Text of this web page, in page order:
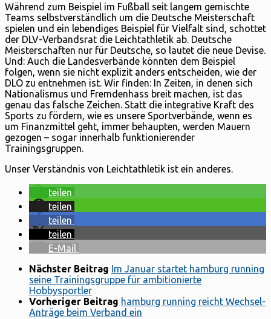
Während zum Beispiel im Fußball seit langem gemischte
Teams selbstverständlich um die Deutsche Meisterschaft
spielen und ein lebendiges Beispiel für Vielfalt sind, schottet
der DLV-Verbandsrat die Leichtathletik ab. Deutsche
Meisterschaften nur für Deutsche, so lautet die neue Devise.
Und: Auch die Landesverbände könnten dem Beispiel
folgen, wenn sie nicht explizit anders entscheiden, wie der
DLO zu entnehmen ist. Wir finden: In Zeiten, in denen sich
Nationalismus und Fremdenhass breit machen, ist das
genau das falsche Zeichen. Statt die integrative Kraft des
Sports zu fördern, wie es unsere Sportverbände, wenn es
um Finanzmittel geht, immer behaupten, werden Mauern
gezogen – sogar innerhalb funktionierender
Trainingsgruppen.
Unser Verständnis von Leichtathletik ist ein anderes.
teilen
teilen
teilen
teilen
E-Mail
Nächster Beitrag Im Januar startet hamburg running
seine Trainingsgruppe für ambitionierte
Hobbysportler
Vorheriger Beitrag hamburg running reicht Wechsel-
Anträge beim Verband ein